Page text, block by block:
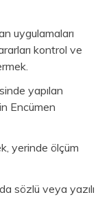
uygulamaları
kontrol ve
yapılan
Encümen
yerinde ölçüm
sözlü veya yazılı